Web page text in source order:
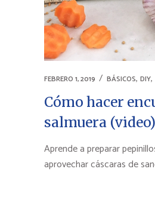
FEBRERO 1, 2019 BÁSICOS, DIY,
Cómo hacer
salmuera (video)
Aprende a preparar
aprovechar cáscaras de